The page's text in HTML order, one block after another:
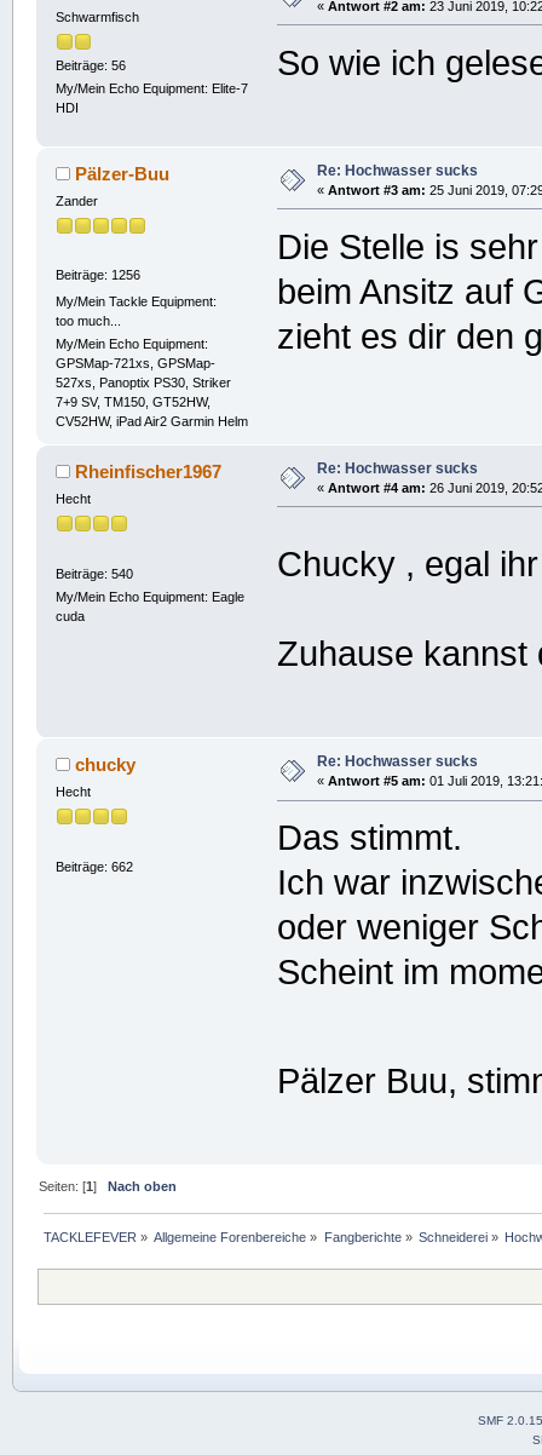
Schwarmfisch
Beiträge: 56
My/Mein Echo Equipment: Elite-7
HDI
« Antwort #2 am: 23 Juni 2019,
So wie ich
Pälzer-Buu
Zander
Beiträge: 1256
My/Mein Tackle Equipment:
too much...
My/Mein Echo Equipment:
GPSMap-721xs, GPSMap-
527xs, Panoptix PS30, Striker
7+9 SV, TM150, GT52HW,
CV52HW, iPad Air2 Garmin Helm
Re: Hochwasser sucks
« Antwort #3 am: 25 Juni 2019,
Die Stelle is
beim Ansitz auf
zieht es dir den
Rheinfischer1967
Hecht
Beiträge: 540
My/Mein Echo Equipment: Eagle
cuda
Re: Hochwasser sucks
« Antwort #4 am: 26 Juni 2019,
Chucky , egal
Zuhause kannst
chucky
Hecht
Beiträge: 662
Re: Hochwasser sucks
« Antwort #5 am: 01 Juli 2019,
Das stimmt.
Ich war
oder weniger
Scheint im
Pälzer Buu,
Seiten: [1] Nach oben
TACKLEFEVER » Allgemeine Forenbereiche » Fangberichte» Schneiderei »
SMF 2.0.15